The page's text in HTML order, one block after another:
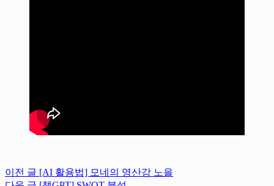
이전 글 [AI 활용법] 모네의 영산강 노을